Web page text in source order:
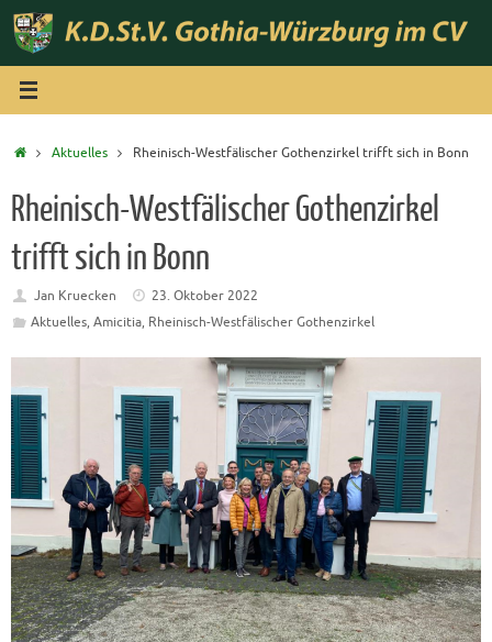
Zum
Inhalt
springen
StartAktuelles Rheinisch-Westfälischer Gothenzirkel trifft sich in Bonn
Rheinisch-Westfälischer Gothenzirkel
trifft sich in Bonn
Jan Kruecken
23. Oktober 2022
Aktuelles, Amicitia, Rheinisch-Westfälischer Gothenzirkel